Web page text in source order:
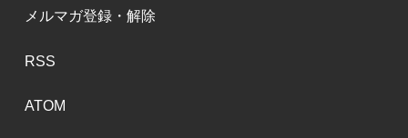
メルマガ登録・解除
RSS
ATOM